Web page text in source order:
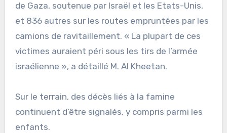
de Gaza, soutenue par Israël et les Etats-Unis,
et 836 autres sur les routes empruntées par les
camions de ravitaillement. « La plupart de ces
victimes auraient péri sous les tirs de l’armée
israélienne », a détaillé M. Al Kheetan.
Sur le terrain, des décès liés à la famine
continuent d’être signalés, y compris parmi les
enfants.